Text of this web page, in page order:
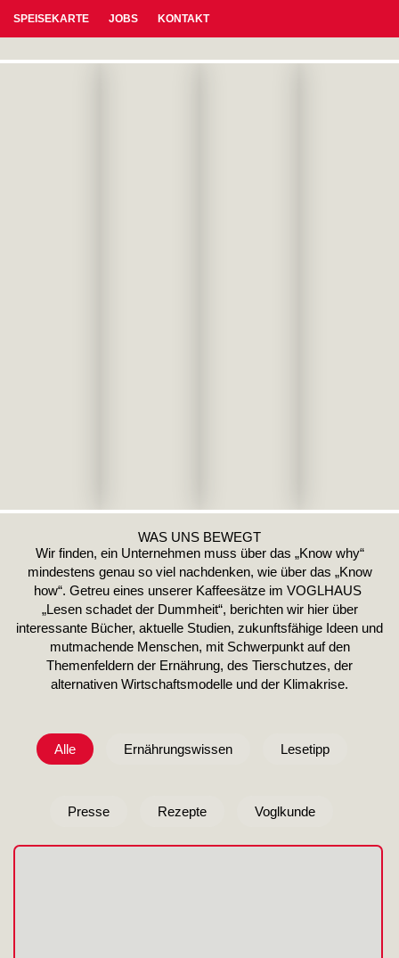
SPEISEKARTE JOBS KONTAKT
WAS UNS BEWEGT
Wir finden, ein Unternehmen muss über das „Know why“
mindestens genau so viel nachdenken, wie über das „Know
how“. Getreu eines unserer Kaffeesätze im VOGLHAUS
„Lesen schadet der Dummheit“, berichten wir hier über
interessante Bücher, aktuelle Studien, zukunftsfähige Ideen und
mutmachende Menschen, mit Schwerpunkt auf den
Themenfeldern der Ernährung, des Tierschutzes, der
alternativen Wirtschaftsmodelle und der Klimakrise.
Alle Ernährungswissen Lesetipp
Presse Rezepte Voglkunde